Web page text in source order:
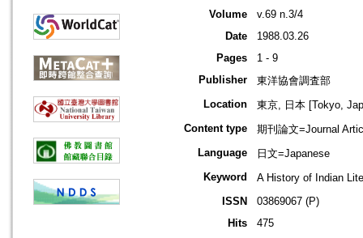
Volume
v.69 n.3/4
Date
1988.03.26
Pages
1 - 9
Publisher
東洋協會調査部
Location
東京, 日本 [Tokyo,
Content type
期刊論文=Journal
Language
日文=Japanese
Keyword
A History of Indian
ISSN
03869067 (P)
Hits
475